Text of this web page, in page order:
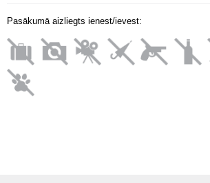
Pasākumā aizliegts ienest/ievest: